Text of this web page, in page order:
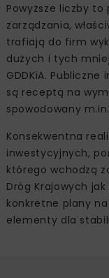
Powyższe liczby
zarządzania,
trafiają do firm
dużych i tych
GDDKiA.
są receptą na
spowodowany
Konsekwentna
inwestycyjnych,
którego wchodzą
Dróg Krajowych
konkretne plany
elementy dla